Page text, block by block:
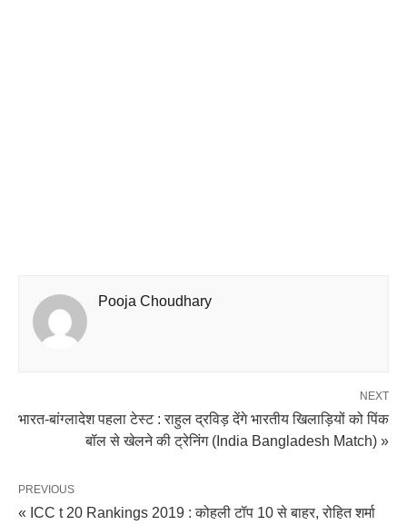
Pooja Choudhary
NEXT
भारत-बांग्लादेश पहला टेस्ट : राहुल द्रविड़ देंगे भारतीय खिलाड़ियों को पिंक
बॉल से खेलने की ट्रेनिंग (India Bangladesh Match) »
PREVIOUS
« ICC t 20 Rankings 2019 : कोहली टॉप 10 से बाहर, रोहित शर्मा